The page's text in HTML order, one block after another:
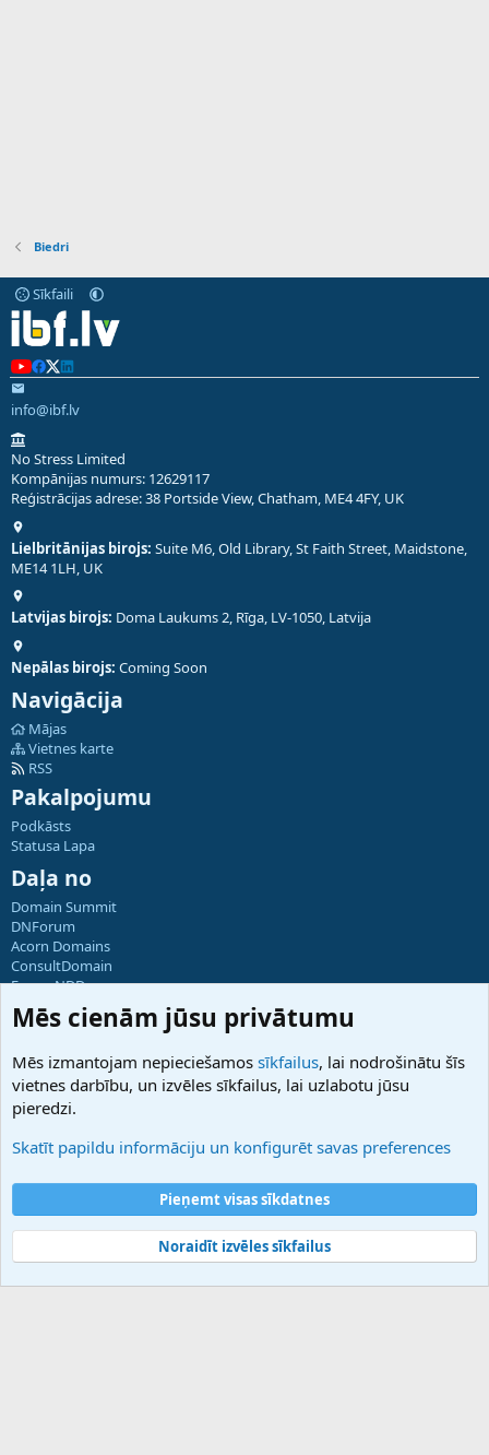
Biedri
Sīkfaili
info@ibf.lv
No Stress Limited
Kompānijas numurs: 12629117
Reģistrācijas adrese: 38 Portside View, Chatham, ME4 4FY, UK
Lielbritānijas birojs: Suite M6, Old Library, St Faith Street, Maidstone,
ME14 1LH, UK
Latvijas birojs: Doma Laukums 2, Rīga, LV-1050, Latvija
Nepālas birojs: Coming Soon
Navigācija
Mājas
Vietnes karte
RSS
Pakalpojumu
Podkāsts
Statusa Lapa
Daļa no
Domain Summit
DNForum
Acorn Domains
ConsultDomain
ForumNDD
Domainforum.ro
27.be
Hostmaria
Atbalsts
Palīdzība
Noteikumi un nosacījumi
Privātuma politika
Community platform by XenForo® © 2010-2025 XenForo Ltd.
Mēs cienām jūsu privātumu
Mēs izmantojam nepieciešamos sīkfailus, lai nodrošinātu šīs
vietnes darbību, un izvēles sīkfailus, lai uzlabotu jūsu
pieredzi.
Skatīt papildu informāciju un konfigurēt savas preferences
Pieņemt visas sīkdatnes
Noraidīt izvēles sīkfailus